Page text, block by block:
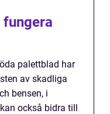
palettblad har
av skadliga
bensen, i
också bidra till